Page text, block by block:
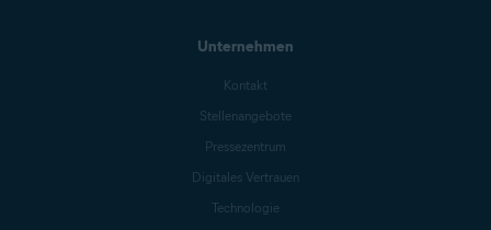
Unternehmen
Kontakt
Stellenangebote
Pressezentrum
Digitales Vertrauen
Technologie